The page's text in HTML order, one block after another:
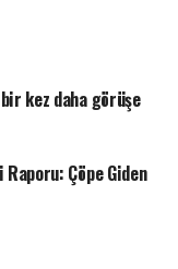
bir kez daha görüşe
Çöpe Giden